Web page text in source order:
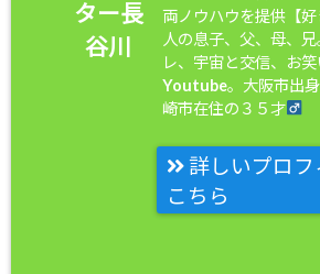
ター長
谷川
両ノウハウを提供【
人の息子、父、母、
レ、宇宙と交信、お笑
Youtube。大阪市出
崎市在住の３５才
詳しいプロフ
こちら